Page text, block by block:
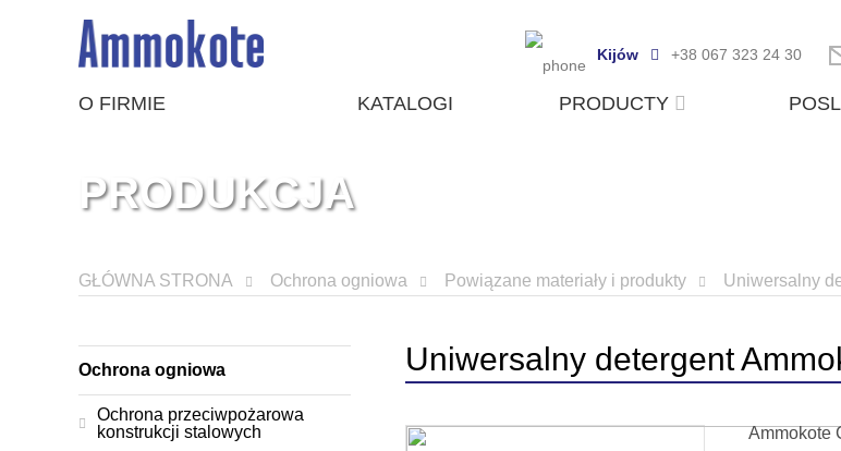
Kijów +38 067 323 24 30
O FIRMIE KATALOGI PRODUCTY
PRODUKCJA
GŁÓWNA STRONA Ochrona ogniowa Powiązane materiały i produkty Uniwersalny
Ochrona ogniowa
Ochrona przeciwpożarowa
konstrukcji stalowych
Uniwersalny detergent
Ammokote